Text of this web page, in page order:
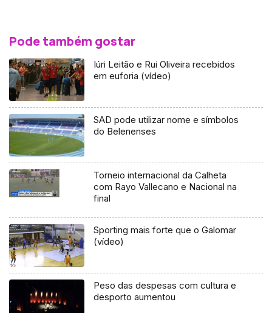
Pode também gostar
Iúri Leitão e Rui Oliveira recebidos
em euforia (vídeo)
SAD pode utilizar nome e símbolos
do Belenenses
Torneio internacional da Calheta
com Rayo Vallecano e Nacional na
final
Sporting mais forte que o Galomar
(vídeo)
Peso das despesas com cultura e
desporto aumentou